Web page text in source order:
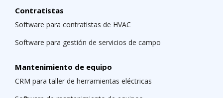
Contratistas
Software para contratistas de HVAC
Software para gestión de servicios de campo
Mantenimiento de equipo
CRM para taller de herramientas eléctricas